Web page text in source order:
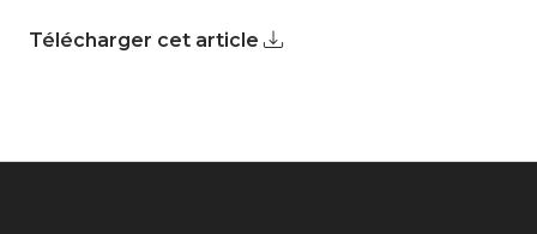
Télécharger cet article